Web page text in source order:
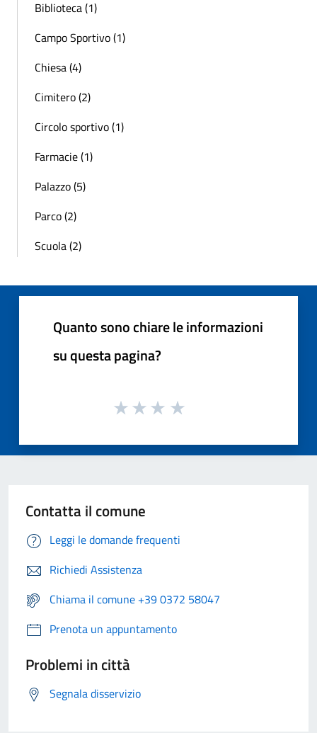
Biblioteca (1)
Campo Sportivo (1)
Chiesa (4)
Cimitero (2)
Circolo sportivo (1)
Farmacie (1)
Palazzo (5)
Parco (2)
Scuola (2)
Quanto sono chiare le informazioni
su questa pagina?
Contatta il comune
Leggi le domande frequenti
Richiedi Assistenza
Chiama il comune +39 0372 58047
Prenota un appuntamento
Problemi in città
Segnala disservizio